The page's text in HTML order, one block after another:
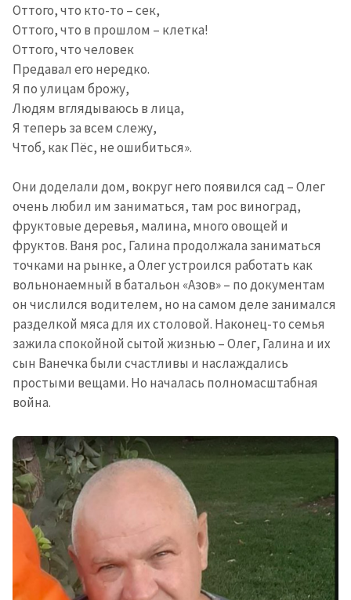
Отправить
О ZDG
în Română in English
Оттого, что кто-то – сек,
Оттого, что в прошлом – клетка!
Оттого, что человек
Предавал его нередко.
Я по улицам брожу,
Людям вглядываюсь в лица,
Я теперь за всем слежу,
Чтоб, как Пёс, не ошибиться».
Они доделали дом, вокруг него появился сад – Олег
очень любил им заниматься, там рос виноград,
фруктовые деревья, малина, много овощей и
фруктов. Ваня рос, Галина продолжала заниматься
точками на рынке, а Олег устроился работать как
вольнонаемный в батальон «Азов» – по документам
он числился водителем, но на самом деле занимался
разделкой мяса для их столовой. Наконец-то семья
зажила спокойной сытой жизнью – Олег, Галина и их
сын Ванечка были счастливы и наслаждались
простыми вещами. Но началась полномасштабная
война.